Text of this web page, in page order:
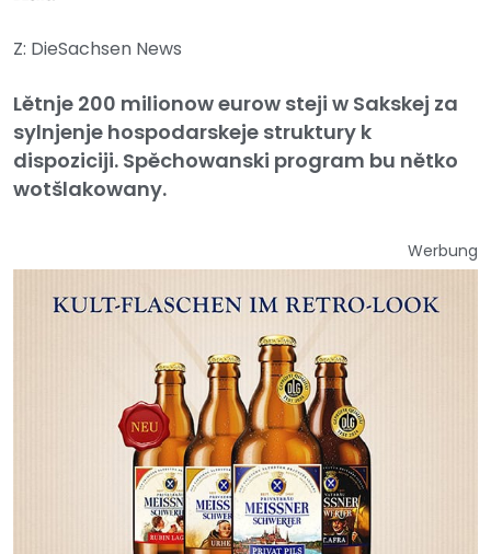
Z: DieSachsen News
Lětnje 200 milionow eurow steji w Sakskej za
sylnjenje hospodarskeje struktury k
dispoziciji. Spěchowanski program bu nětko
wotšlakowany.
Werbung